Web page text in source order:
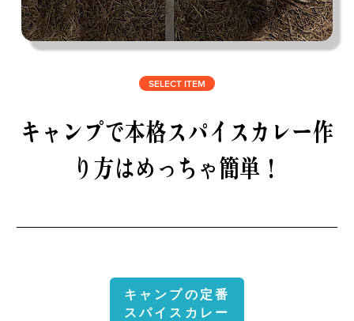
SELECT ITEM
キャンプで本格スパイスカレー作
り方はめっちゃ簡単！
キャンプの定番
スパイスカレー